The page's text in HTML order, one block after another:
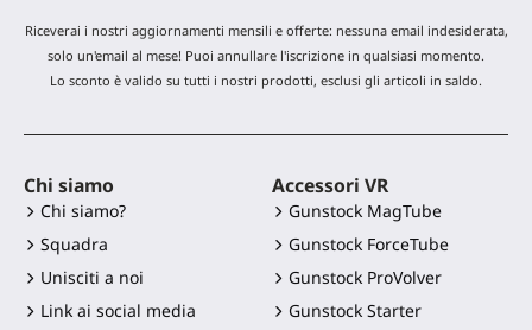
Riceverai i nostri aggiornamenti mensili e offerte: nessuna email indesiderata,
solo un'email al mese! Puoi annullare l'iscrizione in qualsiasi momento.
Lo sconto è valido su tutti i nostri prodotti, esclusi gli articoli in saldo.
Chi siamo
Chi siamo?
Squadra
Unisciti a noi
Link ai social media
Accessori VR
Gunstock MagTube
Gunstock ForceTube
Gunstock ProVolver
Gunstock Starter